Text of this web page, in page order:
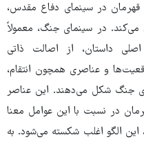
قهرمان در سینمای دفاع مقدس،
در سینمای جنگ، معمولاً
داستان، از اصالت ذاتی
و عناصری همچون انتقام،
جنگ شکل می‌دهند. این عناصر
در نسبت با این عوامل معنا
این الگو اغلب شکسته می‌شود. به